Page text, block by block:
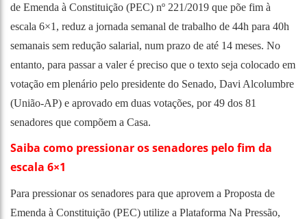
de Emenda à Constituição (PEC) nº 221/2019 que põe fim à
escala 6×1, reduz a jornada semanal de trabalho de 44h para 40h
semanais sem redução salarial, num prazo de até 14 meses. No
entanto, para passar a valer é preciso que o texto seja colocado em
votação em plenário pelo presidente do Senado, Davi Alcolumbre
(União-AP) e aprovado em duas votações, por 49 dos 81
senadores que compõem a Casa.
Saiba como pressionar os senadores pelo fim da
escala 6×1
Para pressionar os senadores para que aprovem a Proposta de
Emenda à Constituição (PEC) utilize a Plataforma Na Pressão,